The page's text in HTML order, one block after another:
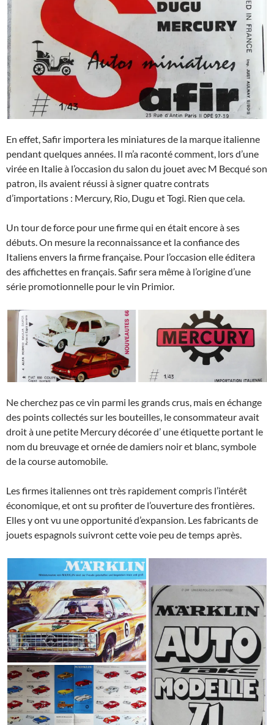
En effet, Safir importera les miniatures de la marque italienne
pendant quelques années. Il m’a raconté comment, lors d’une
virée en Italie à l’occasion du salon du jouet avec M Becqué son
patron, ils avaient réussi à signer quatre contrats
d’importations : Mercury, Rio, Dugu et Togi. Rien que cela.
Un tour de force pour une firme qui en était encore à ses
débuts. On mesure la reconnaissance et la confiance des
Italiens envers la firme française. Pour l’occasion elle éditera
des affichettes en français. Safir sera même à l’origine d’une
série promotionnelle pour le vin Primior.
Ne cherchez pas ce vin parmi les grands crus, mais en échange
des points collectés sur les bouteilles, le consommateur avait
droit à une petite Mercury décorée d’ une étiquette portant le
nom du breuvage et ornée de damiers noir et blanc, symbole
de la course automobile.
Les firmes italiennes ont très rapidement compris l’intérêt
économique, et ont su profiter de l’ouverture des frontières.
Elles y ont vu une opportunité d’expansion. Les fabricants de
jouets espagnols suivront cette voie peu de temps après.